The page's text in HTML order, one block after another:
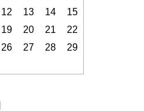
12 13 14
15
19 20 21
22
26 27 28
29